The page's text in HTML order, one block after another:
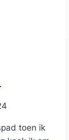
toen ik